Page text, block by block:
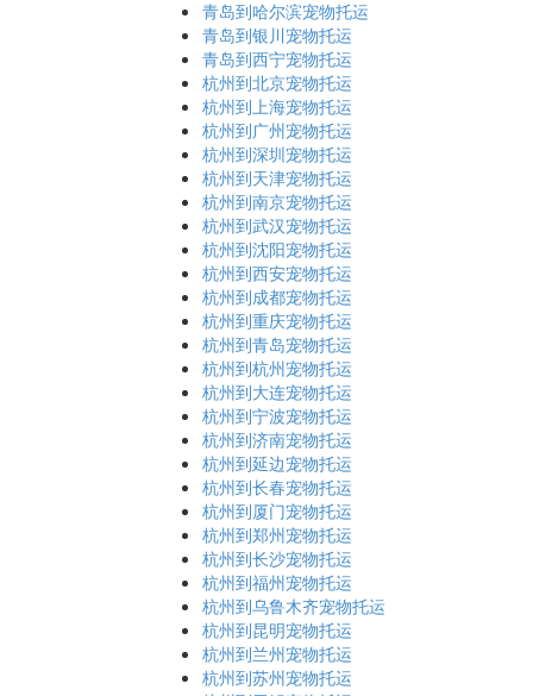
青岛到哈尔滨宠物托运
青岛到银川宠物托运
青岛到西宁宠物托运
杭州到北京宠物托运
杭州到上海宠物托运
杭州到广州宠物托运
杭州到深圳宠物托运
杭州到天津宠物托运
杭州到南京宠物托运
杭州到武汉宠物托运
杭州到沈阳宠物托运
杭州到西安宠物托运
杭州到成都宠物托运
杭州到重庆宠物托运
杭州到青岛宠物托运
杭州到杭州宠物托运
杭州到大连宠物托运
杭州到宁波宠物托运
杭州到济南宠物托运
杭州到延边宠物托运
杭州到长春宠物托运
杭州到厦门宠物托运
杭州到郑州宠物托运
杭州到长沙宠物托运
杭州到福州宠物托运
杭州到乌鲁木齐宠物托运
杭州到昆明宠物托运
杭州到兰州宠物托运
杭州到苏州宠物托运